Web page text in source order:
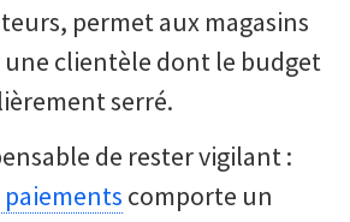
permet aux magasins
clientèle dont le budget
serré.
de rester vigilant :
paiements comporte un